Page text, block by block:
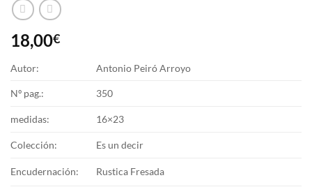
18,00€
Autor: Antonio Peiró Arroyo
Nº pag.: 350
medidas: 16×23
Colección: Es un decir
Encudernación: Rustica Fresada